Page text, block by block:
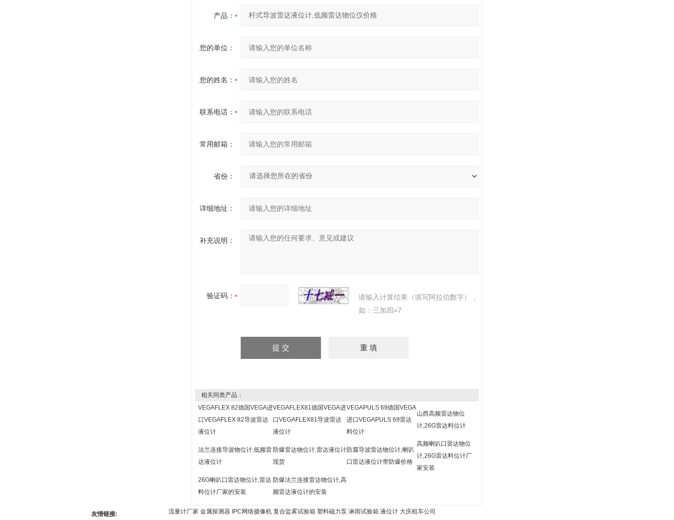
产品：
您的单位：
您的姓名：
联系电话：
常用邮箱：
省份：
详细地址：
补充说明：
验证码：
请输入计算结果（填写阿拉伯数字），
如：三加四=7
相关同类产品：
VEGAFLEX 82德国VEGA进
口VEGAFLEX 82导波雷达
液位计
VEGAFLEX81德国VEGA进
口VEGAFLEX81导波雷达
液位计
VEGAPULS 69德国VEGA
进口VEGAPULS 69雷达
料位计
山西高频雷达物位
计,26G雷达料位计
法兰连接导波物位计,低频雷
达液位计
防爆雷达物位计,雷达液位计
现货
防腐导波雷达物位计,喇叭
口雷达液位计带防爆价格
高频喇叭口雷达物位
计,26G雷达料位计厂
家安装
26G喇叭口雷达物位计,雷达
料位计厂家的安装
防爆法兰连接雷达物位计,高
频雷达液位计的安装
友情链接: 流量计厂家金属探测器IPC网络摄像机复合盐雾试验箱塑料磁力泵淋雨试验箱液位计大庆租车公司